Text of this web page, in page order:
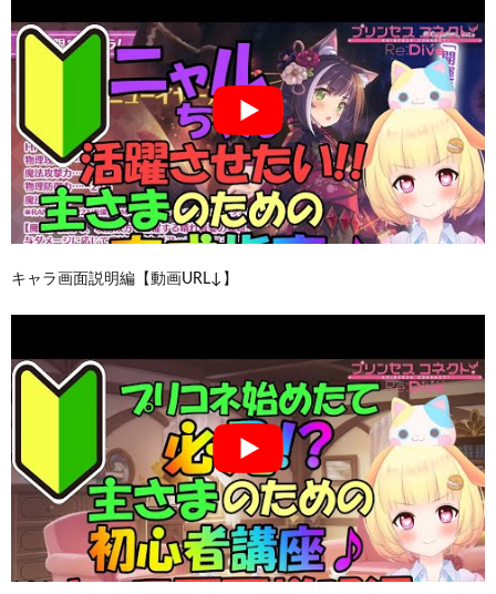
キャラ画面説明編【動画URL↓】